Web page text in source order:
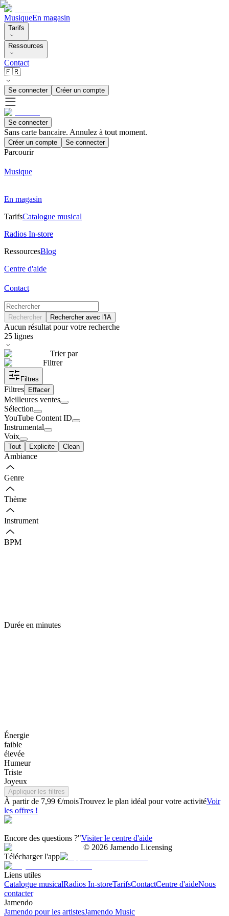
MusiqueEn magasin
Tarifs
Ressources
Contact
🇫🇷
Se connecter Créer un compte
Se connecter
Sans carte bancaire. Annulez à tout moment.
Créer un compte Se connecter
Parcourir
Musique
En magasin
TarifsCatalogue musical
Radios In-store
RessourcesBlog
Centre d'aide
Contact
Rechercher Rechercher avec l'IA
Aucun résultat pour votre recherche
25 lignes
Trier par
Filtrer
Filtres
Filtres Effacer
Meilleures ventes
Sélection
YouTube Content ID
Instrumental
Voix
Tout Explicite Clean
Ambiance
Genre
Thème
Instrument
BPM
Durée en minutes
Énergie
faible
élevée
Humeur
Triste
Joyeux
Appliquer les filtres
À partir de 7,99 €/moisTrouvez le plan idéal pour votre activitéVoir
les offres !
Encore des questions ?"Visiter le centre d'aide
© 2026 Jamendo Licensing
Télécharger l'app
Liens utiles
Catalogue musicalRadios In-storeTarifsContactCentre d'aideNous
contacter
Jamendo
Jamendo pour les artistesJamendo Music